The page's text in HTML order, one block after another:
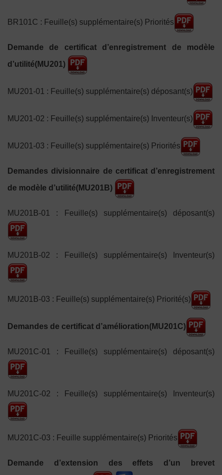
BR101C : Feuille(s) supplémentaire(s) Priorités
Demande de certificat d’enregistrement de modèle
d’utilité(MU201)
MU201-01 : Feuille(s) supplémentaire(s) déposant(s)
MU201-02 : Feuille(s) supplémentaire(s) Inventeur(s)
MU201-03 : Feuille(s) supplémentaire(s) Priorités
Demandes divisionnaire de certificat d’enregistrement
de modèle d’utilité(MU201B)
MU201B-01 : Feuille(s) supplémentaire(s) déposant(s)
MU201B-02 : Feuille(s) supplémentaire(s) Inventeur(s)
MU201B-03 : Feuille(s) supplémentaire(s) Priorité(s)
Demandes de certificat d’amélioration(MU201C)
MU201C-01 : Feuille(s) supplémentaire(s) déposant(s)
MU201C-02 : Feuille(s) supplémentaire(s) Inventeur(s)
MU201C-03 : Feuille supplémentaire(s) Priorités
Demande d’extension des effets d’un brevet